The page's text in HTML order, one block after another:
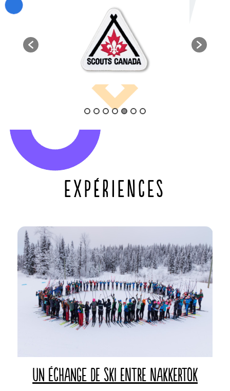
EXPÉRIENCES
Un échange de ski entre Nakkertok